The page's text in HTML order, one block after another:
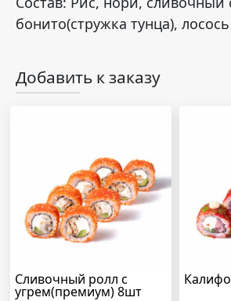
бонито(стружка тунца),
Добавить к заказу
Сливочный ролл с
угрем(премиум) 8шт